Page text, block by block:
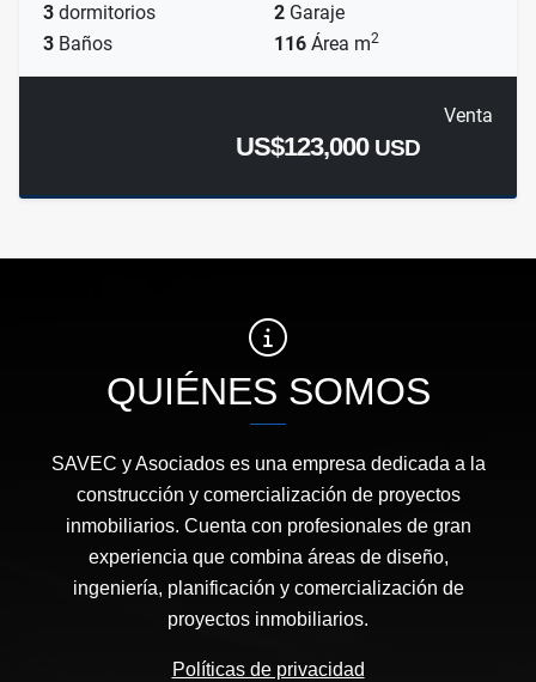
3 dormitorios 2 Garaje
3 Baños 116 Área m2
Venta
US$123,000 USD
QUIÉNES SOMOS
SAVEC y Asociados es una empresa dedicada a la
construcción y comercialización de proyectos
inmobiliarios. Cuenta con profesionales de gran
experiencia que combina áreas de diseño,
ingeniería, planificación y comercialización de
proyectos inmobiliarios.
Políticas de privacidad